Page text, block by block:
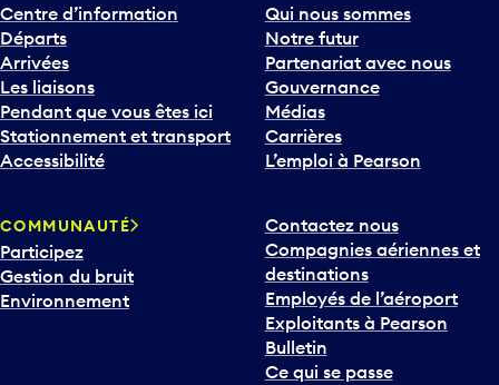
Centre d’information
Départs
Arrivées
Les liaisons
Pendant que vous êtes ici
Stationnement et transport
Accessibilité
Qui nous sommes
Notre futur
Partenariat avec nous
Gouvernance
Médias
Carrières
L’emploi à Pearson
COMMUNAUTÉ
Participez
Gestion du bruit
Environnement
Contactez nous
Compagnies aériennes et
destinations
Employés de l’aéroport
Exploitants à Pearson
Bulletin
Ce qui se passe